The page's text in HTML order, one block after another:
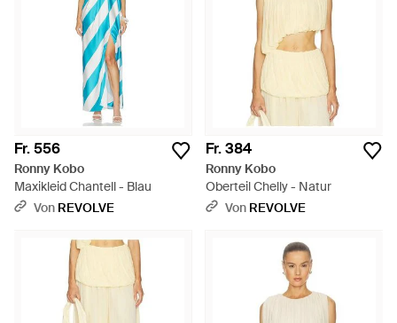
Fr. 556
Ronny Kobo
Maxikleid Chantell - Blau
Von REVOLVE
Fr. 384
Ronny Kobo
Oberteil Chelly - Natur
Von REVOLVE